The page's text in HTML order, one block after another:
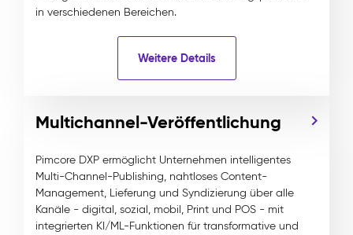
in verschiedenen Bereichen.
Weitere Details
Multichannel-Veröffentlichung
Pimcore DXP ermöglicht Unternehmen intelligentes
Multi-Channel-Publishing, nahtloses Content-
Management, Lieferung und Syndizierung über alle
Kanäle - digital, sozial, mobil, Print und POS - mit
integrierten KI/ML-Funktionen für transformative und